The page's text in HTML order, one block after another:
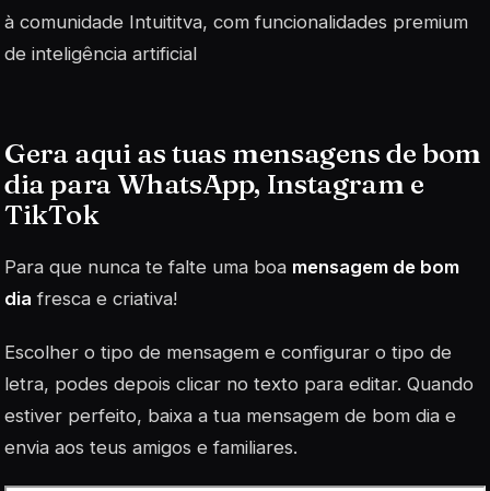
à comunidade Intuititva, com funcionalidades premium
de inteligência artificial
Gera aqui as tuas mensagens de bom
dia para WhatsApp, Instagram e
TikTok
Para que nunca te falte uma boa mensagem de bom
dia fresca e criativa!
Escolher o tipo de mensagem e configurar o tipo de
letra, podes depois clicar no texto para editar. Quando
estiver perfeito, baixa a tua mensagem de bom dia e
envia aos teus amigos e familiares.